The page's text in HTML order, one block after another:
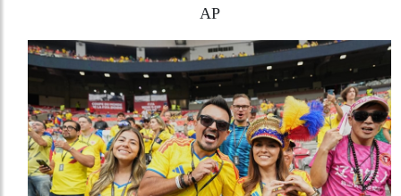
AP